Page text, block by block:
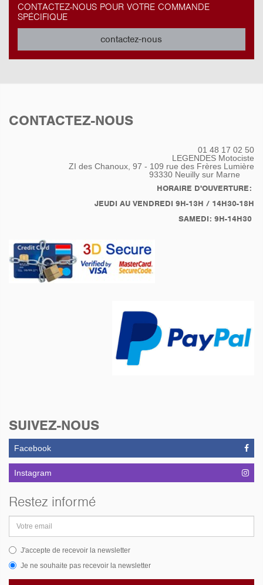
CONTACTEZ-NOUS POUR VOTRE COMMANDE
SPÉCIFIQUE
contactez-nous
CONTACTEZ-NOUS
01 48 17 02 50
LEGENDES Motociste
ZI des Chanoux, 97 - 109 rue des Frères Lumière
93330 Neuilly sur Marne
HORAIRE D'OUVERTURE:
JEUDI AU VENDREDI 9H-13H / 14H30-18H
SAMEDI: 9H-14H30
SUIVEZ-NOUS
Facebook
Instagram
Restez informé
email
J'accepte de recevoir la newsletter
Je ne souhaite pas recevoir la newsletter